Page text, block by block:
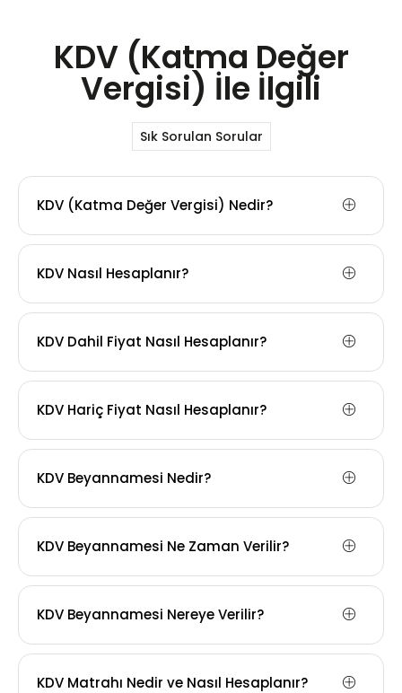
KDV (Katma Değer
Vergisi) İle İlgili
Sık Sorulan Sorular
KDV (Katma Değer Vergisi) Nedir?
KDV Nasıl Hesaplanır?
KDV Dahil Fiyat Nasıl Hesaplanır?
KDV Hariç Fiyat Nasıl Hesaplanır?
KDV Beyannamesi Nedir?
KDV Beyannamesi Ne Zaman Verilir?
KDV Beyannamesi Nereye Verilir?
KDV Matrahı Nedir ve Nasıl Hesaplanır?